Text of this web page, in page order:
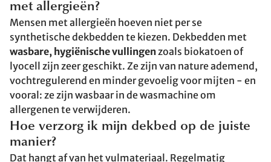
met allergieën?
Mensen met allergieën hoeven niet per se
synthetische dekbedden te kiezen. Dekbedden met
wasbare, hygiënische vullingenzoals biokatoen of
lyocell zijn zeer geschikt. Ze zijn van nature ademend,
vochtregulerend en minder gevoelig voor mijten - en
vooral: ze zijn wasbaar in de wasmachine om
allergenen te verwijderen.
Hoe verzorg ik mijn dekbed op de juiste
manier?
Dat hangt af van het vulmateriaal. Regelmatig